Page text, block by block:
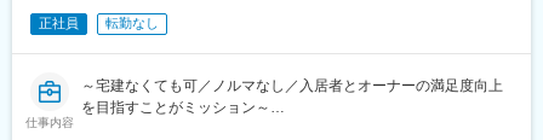
★本ポジションでは、各クリニックに常駐して業務を行います（1
人で駐在することはありません）。
＜具体的な業務内容＞
◎介護施設等への営業活動（集患業務）
正社員 転勤なし
仕事内容
～宅建なくても可／ノルマなし／入居者とオーナーの満足度向上
を目指すことがミッション～